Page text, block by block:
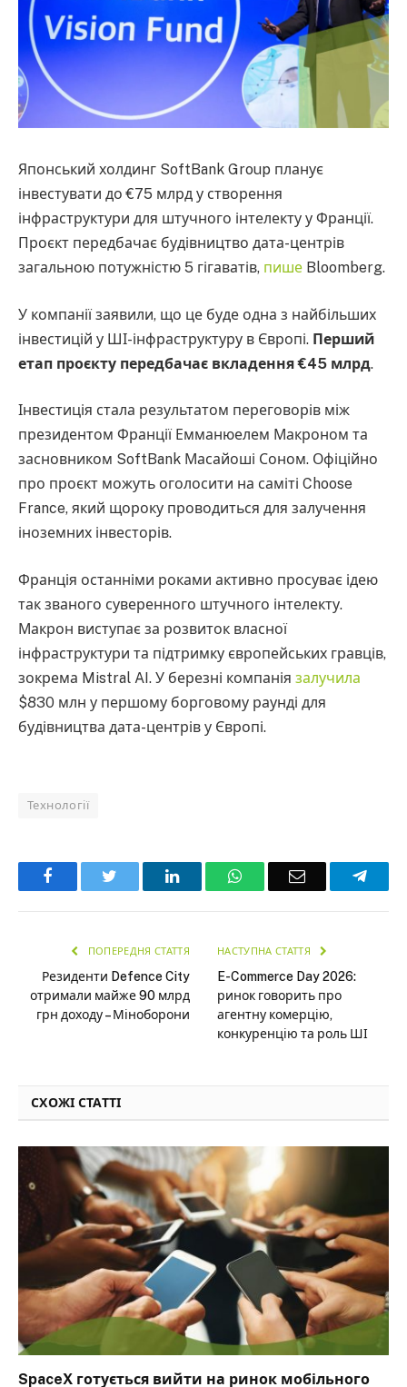
Японський холдинг SoftBank Group планує
інвестувати до €75 млрд у створення
інфраструктури для штучного інтелекту у Франції.
Проєкт передбачає будівництво дата-центрів
загальною потужністю 5 гігаватів, пише Bloomberg.
У компанії заявили, що це буде одна з найбільших
інвестицій у ШІ-інфраструктуру в Європі. Перший
етап проєкту передбачає вкладення €45 млрд.
Інвестиція стала результатом переговорів між
президентом Франції Емманюелем Макроном та
засновником SoftBank Масайоші Соном. Офіційно
про проєкт можуть оголосити на саміті Choose
France, який щороку проводиться для залучення
іноземних інвесторів.
Франція останніми роками активно просуває ідею
так званого суверенного штучного інтелекту.
Макрон виступає за розвиток власної
інфраструктури та підтримку європейських гравців,
зокрема Mistral AI. У березні компанія залучила
$830 млн у першому борговому раунді для
будівництва дата-центрів у Європі.
Технології
Facebook LinkedInWhatsAppEmail
ПОПЕРЕДНЯ СТАТТЯ
Резиденти Defence City
отримали майже 90 млрд
грн доходу – Міноборони
НАСТУПНА СТАТТЯ
E-Commerce Day 2026:
ринок говорить про
агентну комерцію,
конкуренцію та роль ШІ
СХОЖІ СТАТТІ
SpaceX готується вийти на ринок мобільного